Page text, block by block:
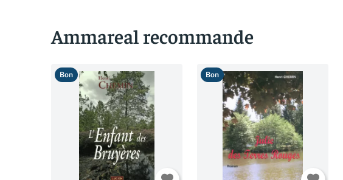
Ammareal recommande
Bon Bon